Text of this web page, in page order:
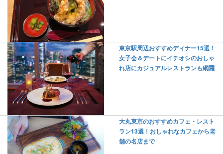
東京駅周辺おすすめディナー15選！
女子会＆デートにイチオシのおしゃ
れ店にカジュアルレストランも網羅
大丸東京のおすすめカフェ・レスト
ラン13選！おしゃれなカフェから老
舗の名店まで